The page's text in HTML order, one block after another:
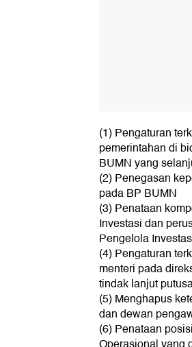
(1) Pengaturan
pemerintahan di
BUMN yang
(2) Penegasan
pada BP BUMN
(3) Penataan
Investasi dan
Pengelola
(4) Pengaturan
menteri pada
tindak lanjut
(5) Menghapus
dan dewan
(6) Penataan